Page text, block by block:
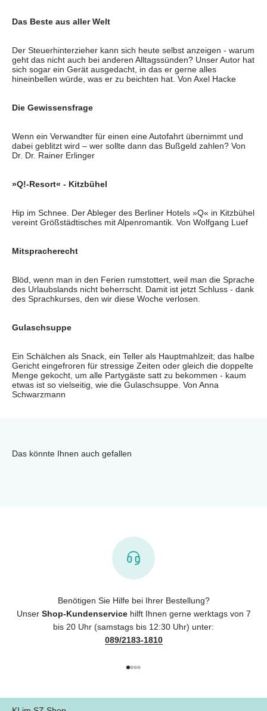
Das Beste aus aller Welt
Der Steuerhinterzieher kann sich heute selbst anzeigen - warum
geht das nicht auch bei anderen Alltagssünden? Unser Autor hat
sich sogar ein Gerät ausgedacht, in das er gerne alles
hineinbellen würde, was er zu beichten hat. Von Axel Hacke
Die Gewissensfrage
Wenn ein Verwandter für einen eine Autofahrt übernimmt und
dabei geblitzt wird – wer sollte dann das Bußgeld zahlen? Von
Dr. Dr. Rainer Erlinger
»Q!-Resort« - Kitzbühel
Hip im Schnee. Der Ableger des Berliner Hotels »Q« in Kitzbühel
vereint Größstädtisches mit Alpenromantik. Von Wolfgang Luef
Mitspracherecht
Blöd, wenn man in den Ferien rumstottert, weil man die Sprache
des Urlaubslands nicht beherrscht. Damit ist jetzt Schluss - dank
des Sprachkurses, den wir diese Woche verlosen.
Gulaschsuppe
Ein Schälchen als Snack, ein Teller als Hauptmahlzeit; das halbe
Gericht eingefroren für stressige Zeiten oder gleich die doppelte
Menge gekocht, um alle Partygäste satt zu bekommen - kaum
etwas ist so vielseitig, wie die Gulaschsuppe. Von Anna
Schwarzmann
Das könnte Ihnen auch gefallen
Benötigen Sie Hilfe bei Ihrer Bestellung?
Unser Shop-Kundenservicehilft Ihnen gerne werktags von 7
bis 20 Uhr (samstags bis 12:30 Uhr) unter:
089/2183-1810